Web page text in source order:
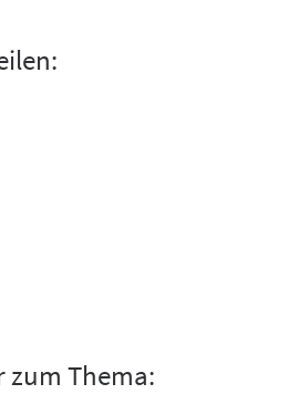
zum Thema: